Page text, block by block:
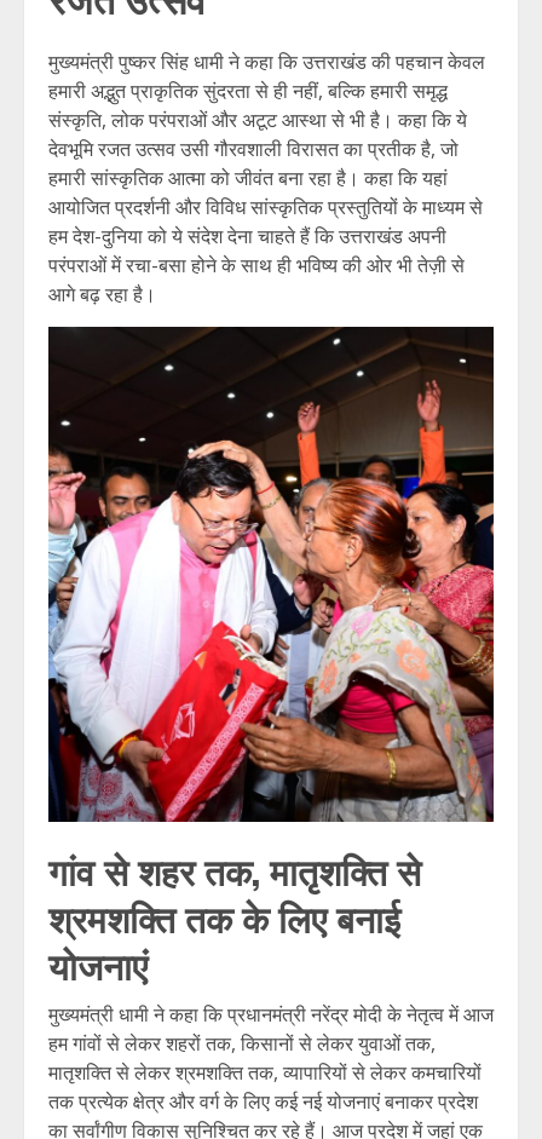
मुख्यमंत्री पुष्कर सिंह धामी ने कहा कि उत्तराखंड की पहचान केवल
हमारी अद्भुत प्राकृतिक सुंदरता से ही नहीं, बल्कि हमारी समृद्ध
संस्कृति, लोक परंपराओं और अटूट आस्था से भी है। कहा कि ये
देवभूमि रजत उत्सव उसी गौरवशाली विरासत का प्रतीक है, जो
हमारी सांस्कृतिक आत्मा को जीवंत बना रहा है। कहा कि यहां
आयोजित प्रदर्शनी और विविध सांस्कृतिक प्रस्तुतियों के माध्यम से
हम देश-दुनिया को ये संदेश देना चाहते हैं कि उत्तराखंड अपनी
परंपराओं में रचा-बसा होने के साथ ही भविष्य की ओर भी तेज़ी से
आगे बढ़ रहा है।
गांव से शहर तक, मातृशक्ति से
श्रमशक्ति तक के लिए बनाई
योजनाएं
मुख्यमंत्री धामी ने कहा कि प्रधानमंत्री नरेंद्र मोदी के नेतृत्व में आज
हम गांवों से लेकर शहरों तक, किसानों से लेकर युवाओं तक,
मातृशक्ति से लेकर श्रमशक्ति तक, व्यापारियों से लेकर कमचारियों
तक प्रत्येक क्षेत्र और वर्ग के लिए कई नई योजनाएं बनाकर प्रदेश
का सर्वांगीण विकास सुनिश्चित कर रहे हैं। आज प्रदेश में जहां एक